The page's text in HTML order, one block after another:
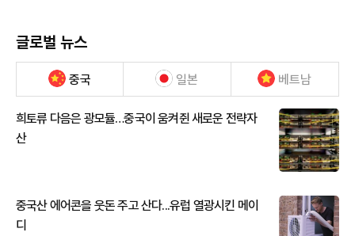
글로벌 뉴스
중국 일본 베트남
희토류 다음은 광모듈…중국이 움켜쥔 새로운 전략자
산
중국산 에어콘을 웃돈 주고 산다...유럽 열광시킨 메이
디